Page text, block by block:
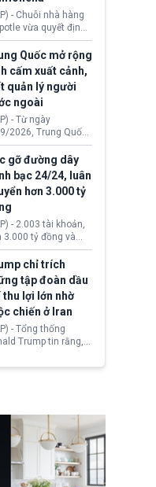
Donald Trump tới
địa điểm này.
- Chuỗi nhà hàng
vừa quyết định
bỏ tất cả ớt jalapeño
những cửa hàng
toàn lãnh thổ Hoa
Nguyên nhân do cơ
y tế nghi ngờ
liệu liên quan
ổ dịch Salmonella
ít nhất 110 người
bệnh tại bang
Quốc mở rộng
cấm xuất cảnh,
quản lý người
ngoài
- Từ ngày
2026, Trung Quốc
quy định mới về
lý xuất nhập cảnh.
hành vi vi phạm giấy
nhập cảnh trái
hay liên quan kiểm
công nghệ có thể
công dân Trung
đối mặt lệnh cấm
cảnh kéo dài tới 3
Trong khi đó, người
ngoài sử dụng giấy
có nguy cơ bị từ
nhập cảnh hoặc
vào Trung Quốc tới
gỡ đường dây
bạc 24/24, luân
hơn 3.000 tỷ
- 2.003 tài khoản,
3.000 tỷ đồng và
đường dây đánh
xuyên quốc gia vận
24/24 giờ vừa bị
an TP. Hải Phòng
Nam) bóc gỡ.
chỉ trích
tập đoàn dầu
thu lợi lớn nhờ
chiến ở Iran
- Tổng thống
Trump tin rằng, 2
và Chevron
ra xung đột ở
Trên cơ sở đó, lãnh
Nhà Trắng kêu gọi
doanh nghiệp cần
giá bán cho người
dùng.